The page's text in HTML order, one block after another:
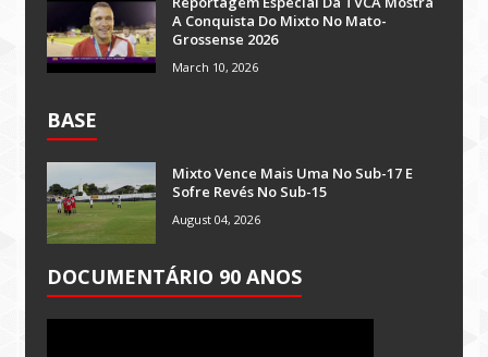
A Conquista Do Mixto No Mato-
Grossense 2026
March 10, 2026
BASE
Mixto Vence Mais Uma No Sub-17 E
Sofre Revés No Sub-15
August 04, 2026
DOCUMENTÁRIO 90 ANOS